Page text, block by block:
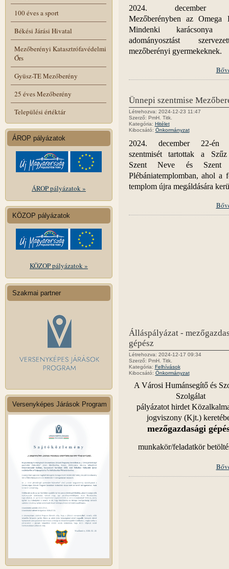
100 éves a sport
Békési Járási Hivatal
Mezőberényi Katasztrófavédelmi
Őrs
Gyüsz-TE Mezőberény
25 éves Mezőberény
Települési értéktár
ÁROP pályázatok
ÁROP pályázatok »
KÖZOP pályázatok
KÖZOP pályázatok »
Szakmai partner
Versenyképes Járások Program
2024. december
Mezőberényben az Omega
Mindenki karácsonya
adományosztást
mezőberényi gyermekeknek.
Ünnepi szentmise
Létrehozva: 2024-12-23 11:47
Szerző: PmH. Titk.
Kategória: Hitélet
Kibocsátó: Önkormányzat
2024. december 22-én
szentmisét tartottak a
Szent Neve és Szent
Plébániatemplomban, ahol a
templom újra megáldására
Álláspályázat -
gépész
Létrehozva: 2024-12-17 09:34
Szerző: PmH. Titk.
Kategória: Felhívások
Kibocsátó: Önkormányzat
A Városi Humánsegítő és
Szolgálat
pályázatot hirdet
jogviszony (Kjt.)
mezőgazdasági
munkakör/feladatkör